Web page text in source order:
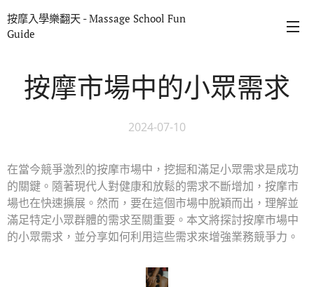
按摩入學樂翻天 - Massage School Fun
Guide
按摩市場中的小眾需求
2024-07-10
在當今競爭激烈的按摩市場中，挖掘和滿足小眾需求是成功
的關鍵。隨著現代人對健康和放鬆的需求不斷增加，按摩市
場也在快速擴展。然而，要在這個市場中脫穎而出，理解並
滿足特定小眾群體的需求至關重要。本文將探討按摩市場中
的小眾需求，並分享如何利用這些需求來增強業務競爭力。